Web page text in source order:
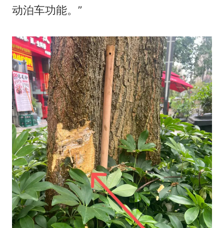
动泊车功能。”